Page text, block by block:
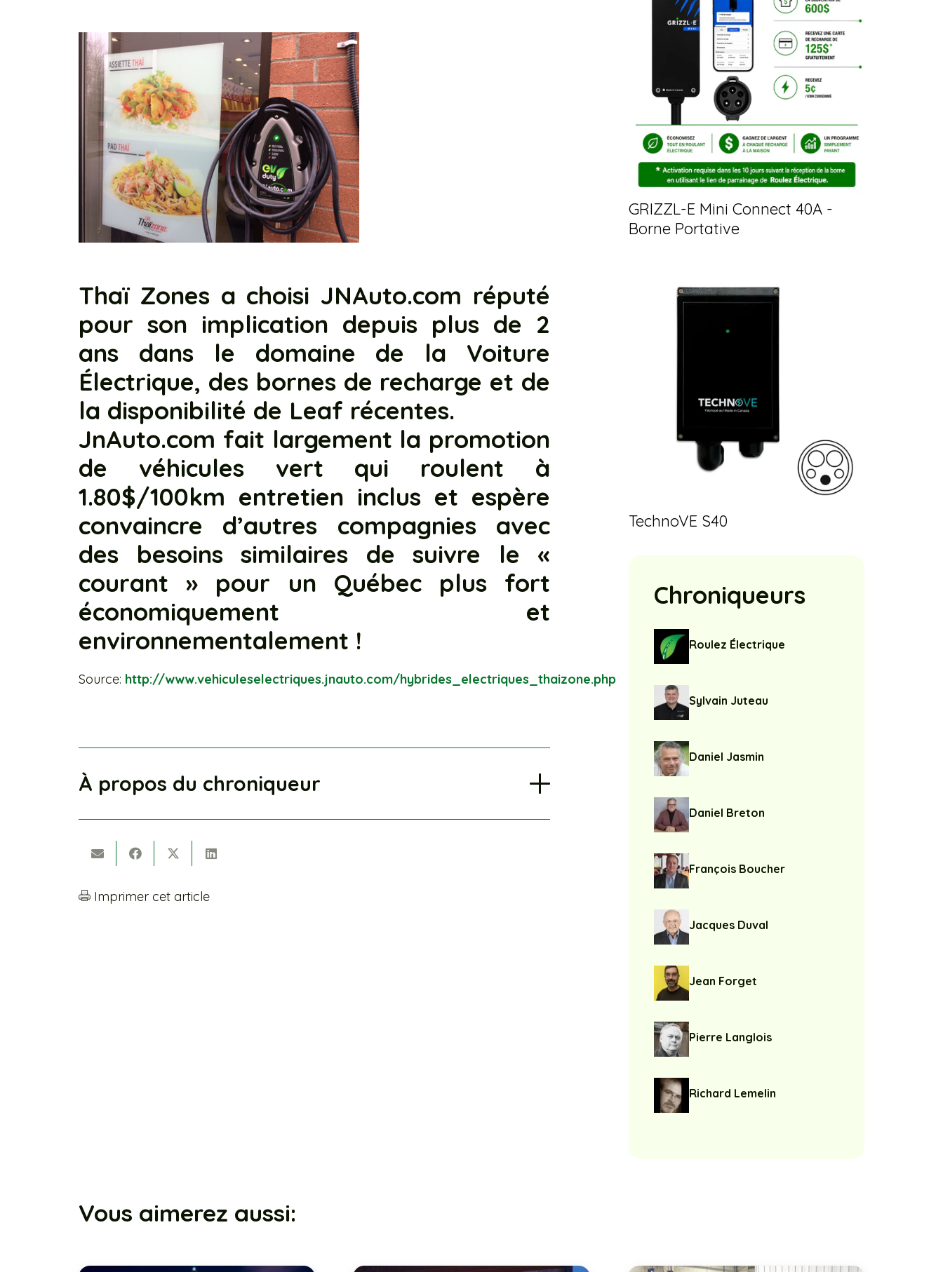
Thaï Zones a choisi JNAuto.com réputé
pour son implication depuis plus de 2
ans dans le domaine de la Voiture
Électrique, des bornes de recharge et de
la disponibilité de Leaf récentes.
JnAuto.com fait largement la promotion
de véhicules vert qui roulent à
1.80$/100km entretien inclus et espère
convaincre d’autres compagnies avec
des besoins similaires de suivre le «
courant » pour un Québec plus fort
économiquement et
environnementalement !
Source: http://www.vehiculeselectriques.jnauto.com/hybrides_electriques_thaizone.php
À propos du chroniqueur
Imprimer cet article
GRIZZL-E Mini Connect 40A -
Borne Portative
TechnoVE S40
Chroniqueurs
Roulez Électrique
Sylvain Juteau
Daniel Jasmin
Daniel Breton
François Boucher
Jacques Duval
Jean Forget
Pierre Langlois
Richard Lemelin
Vous aimerez aussi: